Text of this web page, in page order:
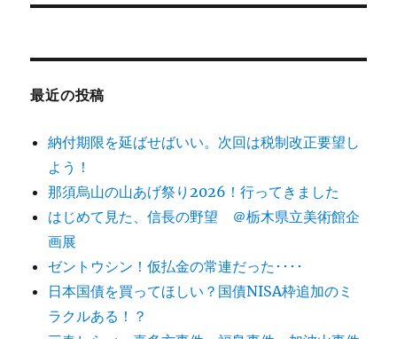
ン
稿:
最近の投稿
納付期限を延ばせばいい。次回は税制改正要望し
よう！
那須烏山の山あげ祭り2026！行ってきました
はじめて見た、信長の野望 ＠栃木県立美術館企
画展
ゼントウシン！仮払金の常連だった････
日本国債を買ってほしい？国債NISA枠追加のミ
ラクルある！？